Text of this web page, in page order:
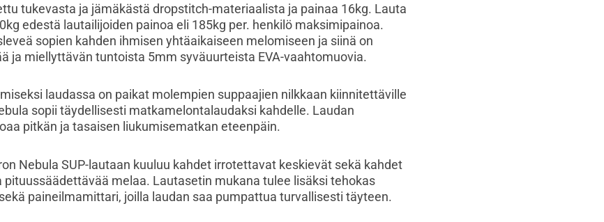
tukevasta ja jämäkästä dropstitch-materiaalista ja painaa 16kg. Lauta
edestä lautailijoiden painoa eli 185kg per. henkilö maksimipainoa.
sopien kahden ihmisen yhtäaikaiseen melomiseen ja siinä on
ja miellyttävän tuntoista 5mm syväuurteista EVA-vaahtomuovia.
laudassa on paikat molempien suppaajien nilkkaan kiinnitettäville
sopii täydellisesti matkamelontalaudaksi kahdelle. Laudan
pitkän ja tasaisen liukumisematkan eteenpäin.
Nebula SUP-lautaan kuuluu kahdet irrotettavat keskievät sekä kahdet
melaa. Lautasetin mukana tulee lisäksi tehokas
paineilmamittari, joilla laudan saa pumpattua turvallisesti täyteen.